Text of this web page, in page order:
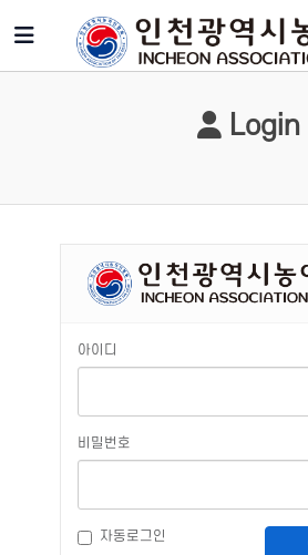
Login
아이디
비밀번호
자동로그인